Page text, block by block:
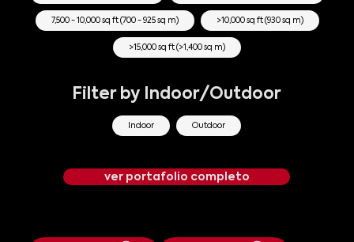
7,500 - 10,000 sq ft (700 - 925 sq m) >10,000 sq ft (930 sq m)
>15,000 sq ft (>1,400 sq m)
Filter by Indoor/Outdoor
Indoor Outdoor
ver portafolio completo